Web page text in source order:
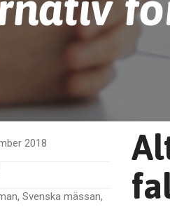
2018
Svenska mässan,